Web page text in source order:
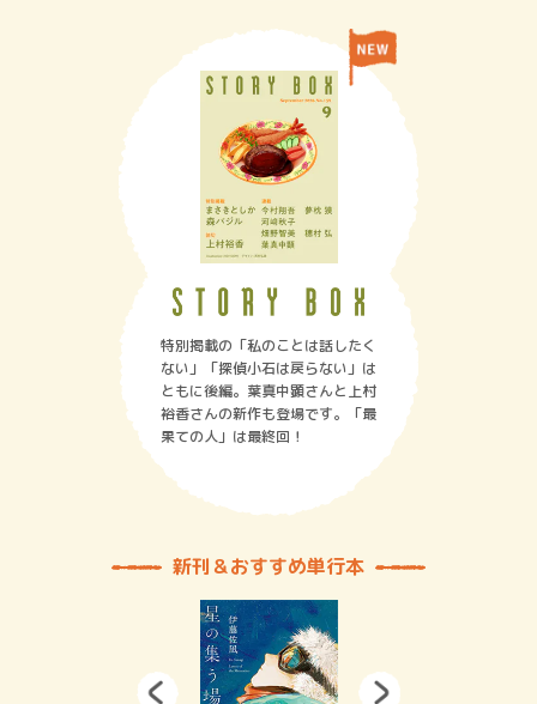
特別掲載の「私のことは話したく
ない」「探偵小石は戻らない」は
ともに後編。葉真中顕さんと上村
裕香さんの新作も登場です。「最
果ての人」は最終回！
新刊＆おすすめ単行本